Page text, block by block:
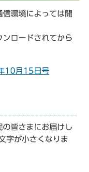
環境によっては開
ロードされてから
10月15日号
皆さまにお届けし
字が小さくなりま